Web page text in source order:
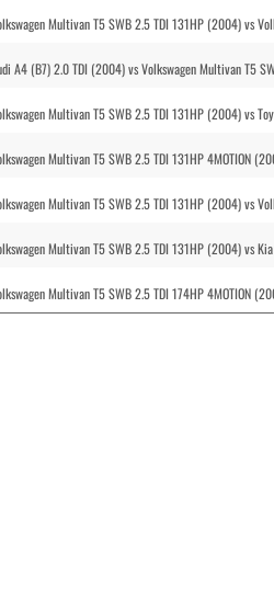
Multivan T5 SWB 2.5 TDI 131HP (2004) vs
A4 (B7) 2.0 TDI (2004) vs Volkswagen Multivan T5
Multivan T5 SWB 2.5 TDI 131HP (2004) vs
Multivan T5 SWB 2.5 TDI 131HP 4MOTION
Multivan T5 SWB 2.5 TDI 131HP (2004) vs
Multivan T5 SWB 2.5 TDI 131HP (2004) vs
Multivan T5 SWB 2.5 TDI 174HP 4MOTION